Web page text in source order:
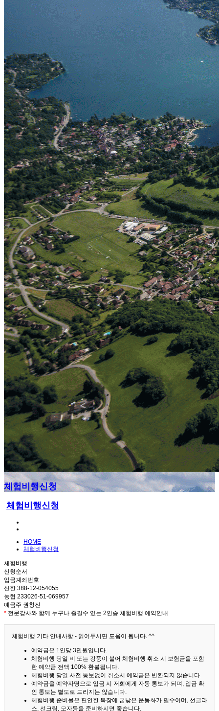
체험비행신청
체험비행신청
HOME
체험비행신청
체험비행
신청순서
입금계좌번호
신한 388-12-054055
농협 233026-51-069957
예금주 권창진
* 전문강사와 함께 누구나 즐길수 있는 2인승 체험비행 예약안내
체험비행 기타 안내사항 - 읽어두시면 도움이 됩니다. ^^
예약금은 1인당 3만원입니다.
체험비행 당일 비 또는 강풍이 불어 체험비행 취소 시 보험금을 포함
한 예약금 전액 100% 환불됩니다.
체험비행 당일 사전 통보없이 취소시 예약금은 반환되지 않습니다.
예약금을 예약자명으로 입금 시 저희에게 자동 통보가 되며, 입금 확
인 통보는 별도로 드리지는 않습니다.
체험비행 준비물은 편안한 복장에 굽낮은 운동화가 필수이며, 선글라
스, 선크림, 모자등을 준비하시면 좋습니다.